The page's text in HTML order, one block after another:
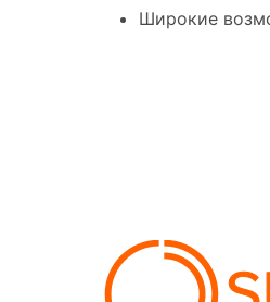
Широкие